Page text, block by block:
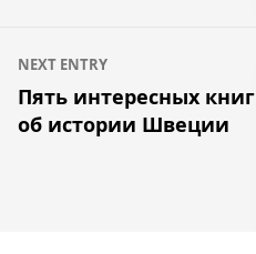
NEXT ENTRY
Пять интересных книг
об истории Швеции